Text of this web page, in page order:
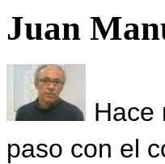
Juan
Hace
paso con el